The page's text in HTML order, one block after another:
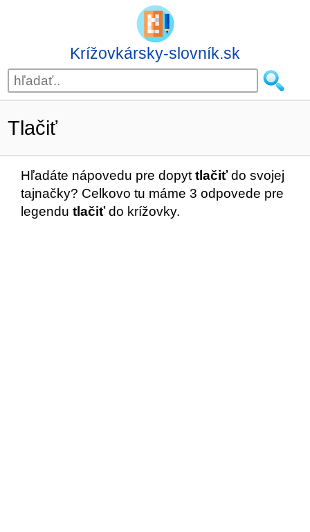
Krížovkársky-slovník.sk
Tlačiť
Hľadáte nápovedu pre dopyt tlačiťdo svojej
tajnačky? Celkovo tu máme 3 odpovede pre
legendu tlačiťdo krížovky.